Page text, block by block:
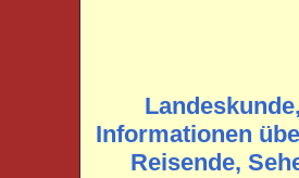
Informationen
Reisende,